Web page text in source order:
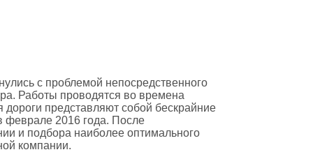
с проблемой непосредственного
Работы проводятся во времена
дороги представляют собой бескрайние
феврале 2016 года. После
и подбора наиболее оптимального
компании.